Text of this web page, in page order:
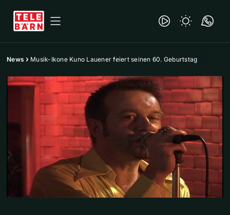
News Musik-Ikone Kuno Lauener feiert seinen 60. Geburtstag